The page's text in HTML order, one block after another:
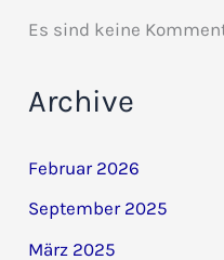
Es sind keine
Archive
Februar 2026
September 2025
März 2025